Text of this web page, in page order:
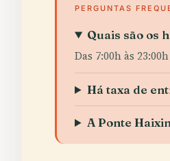
PERGUNTAS
Quais são os
Das 7:00h às
Há taxa de
A Ponte